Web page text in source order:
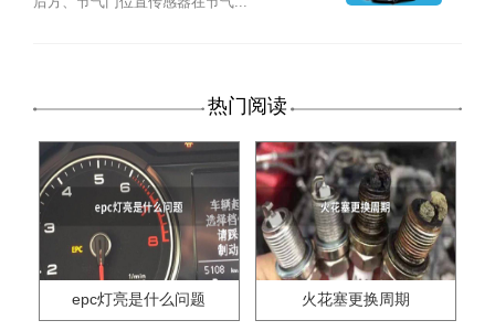
热门阅读
epc灯亮是什么问题 火花塞更换周期